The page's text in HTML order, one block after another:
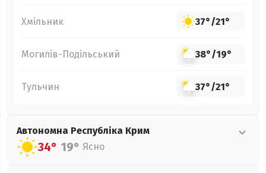
Хмільник 37°/21°
Могилів-Подільський 38°/19°
Тульчин 37°/21°
Автономна Республіка Крим
34° 19° Ясно